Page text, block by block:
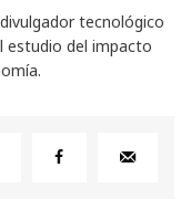
tecnológico
estudio del impacto